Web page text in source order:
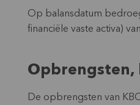
Op balansdatum
financiële vaste activa)
Opbrengsten,
De opbrengsten van